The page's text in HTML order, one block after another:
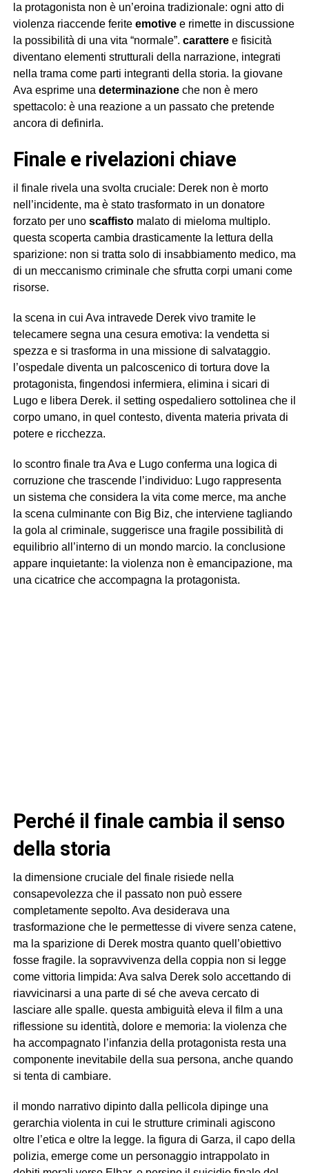
la protagonista non è un’eroina tradizionale: ogni atto di
violenza riaccende ferite emotivee rimette in discussione
la possibilità di una vita “normale”. caratteree fisicità
diventano elementi strutturali della narrazione, integrati
nella trama come parti integranti della storia. la giovane
Ava esprime una determinazioneche non è mero
spettacolo: è una reazione a un passato che pretende
ancora di definirla.
finale e rivelazioni chiave
il finale rivela una svolta cruciale: Derek non è morto
nell’incidente, ma è stato trasformato in un donatore
forzato per uno scaf­fistomalato di mieloma multiplo.
questa scoperta cambia drasticamente la lettura della
sparizione: non si tratta solo di insabbiamento medico, ma
di un meccanismo criminale che sfrutta corpi umani come
risorse.
la scena in cui Ava intravede Derek vivo tramite le
telecamere segna una cesura emotiva: la vendetta si
spezza e si trasforma in una missione di salvataggio.
l’ospedale diventa un palcoscenico di tortura dove la
protagonista, fingendosi infermiera, elimina i sicari di
Lugo e libera Derek. il setting ospedaliero sottolinea che il
corpo umano, in quel contesto, diventa materia privata di
potere e ricchezza.
lo scontro finale tra Ava e Lugo conferma una logica di
corruzione che trascende l’individuo: Lugo rappresenta
un sistema che considera la vita come merce, ma anche
la scena culminante con Big Biz, che interviene tagliando
la gola al criminale, suggerisce una fragile possibilità di
equilibrio all’interno di un mondo marcio. la conclusione
appare inquietante: la violenza non è emancipazione, ma
una cicatrice che accompagna la protagonista.
perché il finale cambia il senso
della storia
la dimensione cruciale del finale risiede nella
consapevolezza che il passato non può essere
completamente sepolto. Ava desiderava una
trasformazione che le permettesse di vivere senza catene,
ma la sparizione di Derek mostra quanto quell’obiettivo
fosse fragile. la sopravvivenza della coppia non si legge
come vittoria limpida: Ava salva Derek solo accettando di
riavvicinarsi a una parte di sé che aveva cercato di
lasciare alle spalle. questa ambiguità eleva il film a una
riflessione su identità, dolore e memoria: la violenza che
ha accompagnato l’infanzia della protagonista resta una
componente inevitabile della sua persona, anche quando
si tenta di cambiare.
il mondo narrativo dipinto dalla pellicola dipinge una
gerarchia violenta in cui le strutture criminali agiscono
oltre l’etica e oltre la legge. la figura di Garza, il capo della
polizia, emerge come un personaggio intrappolato in